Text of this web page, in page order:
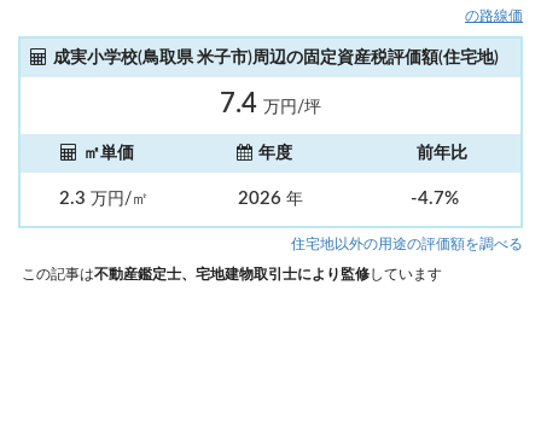
の路線価
成実小学校(鳥取県 米子市)周辺の固定資産税評価額(住宅地)
7.4 万円/坪
㎡単価 年度 前年比
2.3 万円/㎡ 2026 年 -4.7%
住宅地以外の用途の評価額を調べる
この記事は不動産鑑定士、宅地建物取引士により監修しています